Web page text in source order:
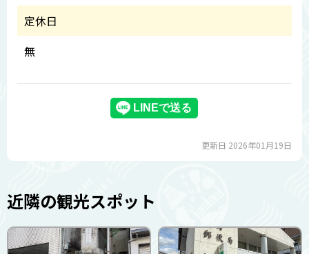
定休日
無
更新日 2026年01月19日
近隣の観光スポット